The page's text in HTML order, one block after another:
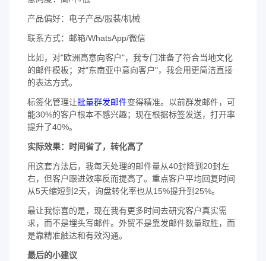
产品偏好：电子产品/服装/机械
联系方式：邮箱/WhatsApp/微信
比如，对"欧洲高意向客户"，我专门准备了符合当地文化
的邮件模板；对"东南亚中意向客户"，我会用更简洁直接
的表达方式。
标签化管理让批量群发邮件变得精准。以前群发邮件，可
能30%的客户根本不感兴趣；现在根据标签发送，打开率
提升了40%。
实际效果：时间省了，转化高了
用这套方法后，我每天处理的邮件量从40封降到20封左
右，但客户跟进效率反而提高了。重点客户平均回复时间
从5天缩短到2天，询盘转化率也从15%提升到25%。
最让我惊喜的是，现在我有更多时间去研究客户真实需
求，而不是埋头写邮件。外贸不是靠发邮件数量取胜，而
是靠精准触达和有效沟通。
最后的小建议